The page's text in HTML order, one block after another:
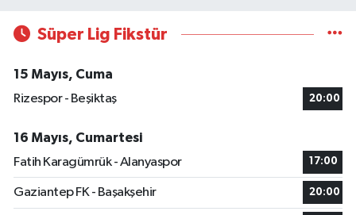
Süper Lig Fikstür
15 Mayıs, Cuma
Rizespor - Beşiktaş
20:00
16 Mayıs, Cumartesi
Fatih Karagümrük - Alanyaspor
17:00
Gaziantep FK - Başakşehir 20:00